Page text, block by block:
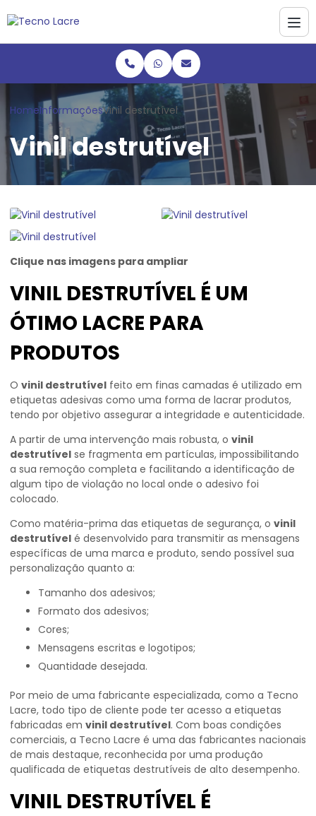
HomeInformaçõesVinil destrutível
Vinil destrutível
Clique nas imagens para ampliar
VINIL DESTRUTÍVEL É UM
ÓTIMO LACRE PARA
PRODUTOS
O vinil destrutível feito em finas camadas é utilizado em
etiquetas adesivas como uma forma de lacrar produtos,
tendo por objetivo assegurar a integridade e autenticidade.
A partir de uma intervenção mais robusta, o vinil
destrutível se fragmenta em partículas, impossibilitando
a sua remoção completa e facilitando a identificação de
algum tipo de violação no local onde o adesivo foi
colocado.
Como matéria-prima das etiquetas de segurança, o vinil
destrutível é desenvolvido para transmitir as mensagens
específicas de uma marca e produto, sendo possível sua
personalização quanto a:
Tamanho dos adesivos;
Formato dos adesivos;
Cores;
Mensagens escritas e logotipos;
Quantidade desejada.
Por meio de uma fabricante especializada, como a Tecno
Lacre, todo tipo de cliente pode ter acesso a etiquetas
fabricadas em vinil destrutível. Com boas condições
comerciais, a Tecno Lacre é uma das fabricantes nacionais
de mais destaque, reconhecida por uma produção
qualificada de etiquetas destrutíveis de alto desempenho.
VINIL DESTRUTÍVEL É